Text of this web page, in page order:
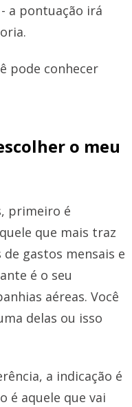
a pontuação irá
pode conhecer
o meu
primeiro é
que mais traz
gastos mensais e
é o seu
aéreas. Você
delas ou isso
a indicação é
é aquele que vai